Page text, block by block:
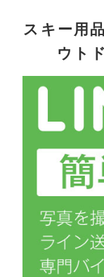
スキー用
ウト